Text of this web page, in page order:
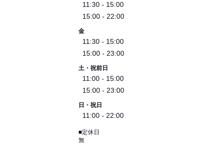
11:30 - 15:00
15:00 - 22:00
金
11:30 - 15:00
15:00 - 23:00
土・祝前日
11:00 - 15:00
15:00 - 23:00
日・祝日
11:00 - 22:00
■定休日
無